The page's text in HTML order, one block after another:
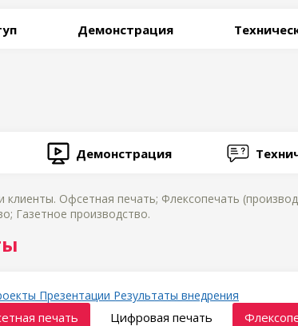
Демонстрация
Демонстрация
Офсетная печать; Флексопечать
Газетное производство.
Презентации Результаты внедрения
печать Цифровая печать